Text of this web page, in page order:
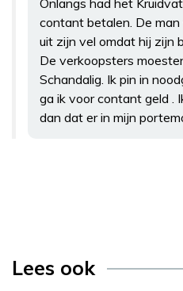
contant betalen. De
uit zijn vel omdat hij zijn
De verkoopsters
Schandalig. Ik pin in
ga ik voor contant geld .
dan dat er in mijn
Lees ook